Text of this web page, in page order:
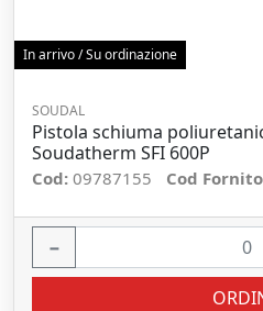
In arrivo / Su ordinazione
SOUDAL
Pistola schiuma
Soudatherm SFI 600P
Cod: 09787155 Cod
−